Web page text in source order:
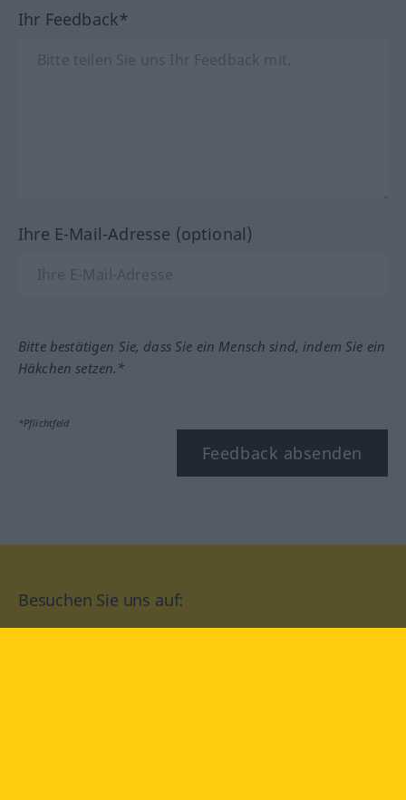
Ihr Feedback*
Ihre E-Mail-Adresse (optional)
Bitte bestätigen Sie, dass Sie ein Mensch sind, indem Sie ein
Häkchen setzen.*
*Pflichtfeld
Feedback absenden
Besuchen Sie uns auf: